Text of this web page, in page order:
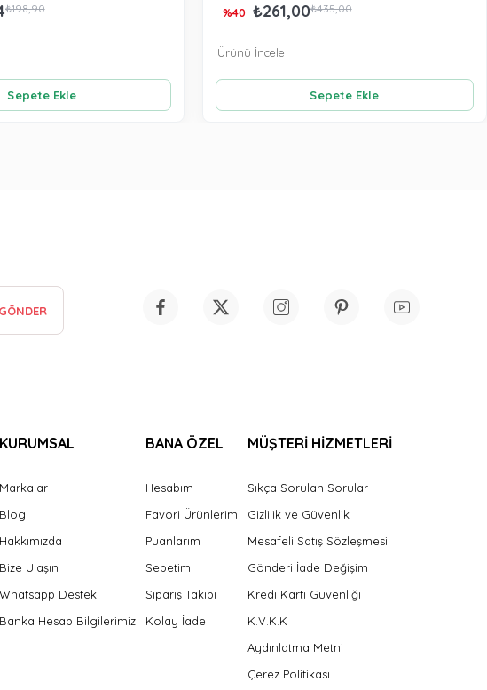
₺198,90
Sepete Ekle
₺261,00₺435,00
%40
Sepete Ekle
Ürünü İncele
GÖNDER
KURUMSAL
Markalar
Blog
Hakkımızda
Bize Ulaşın
Whatsapp Destek
Banka Hesap Bilgilerimiz
BANA ÖZEL
Hesabım
Favori Ürünlerim
Puanlarım
Sepetim
Sipariş Takibi
Kolay İade
MÜŞTERİ HİZMETLERİ
Sıkça Sorulan Sorular
Gizlilik ve Güvenlik
Mesafeli Satış Sözleşmesi
Gönderi İade Değişim
Kredi Kartı Güvenliği
K.V.K.K
Aydınlatma Metni
Çerez Politikası